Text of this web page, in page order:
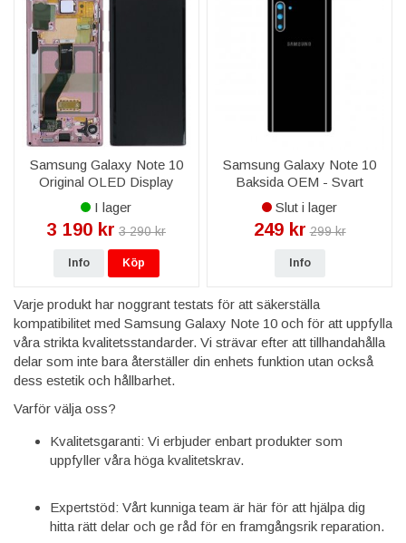
power- och volymknapparna med högkvalitativa
ersättningar.
Ram och Höljen:
utseende med våra robusta ram- och höljendelar.
Samsung Galaxy Note 10
Original OLED Display
Skärm - Rosa
I lager
3 190 kr 3 290 kr
Info Köp
Samsung Galaxy Note 10
Baksida OEM - Svart
Slut i lager
249 kr 299 kr
Info
Varje produkt har noggrant testats för att säkerställa
kompatibilitet med Samsung Galaxy Note 10 och för att uppfylla
våra strikta kvalitetsstandarder. Vi strävar efter att tillhandahålla
delar som inte bara återställer din enhets funktion utan också
dess estetik och hållbarhet.
Varför välja oss?
Kvalitetsgaranti: Vi erbjuder enbart produkter som
uppfyller våra höga kvalitetskrav.
Expertstöd: Vårt kunniga team är här för att hjälpa dig
hitta rätt delar och ge råd för en framgångsrik reparation.